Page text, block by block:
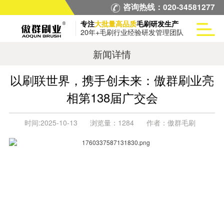
咨询热线：020-34581277
专注大批量高品质毛刷研发生产
20年+毛刷行业经验研发管理团队
新闻详情
以刷联世界，携手创未来：傲群刷业亮
相第138届广交会
时间:2025-10-13 浏览量： 1284 作者： 傲群毛刷